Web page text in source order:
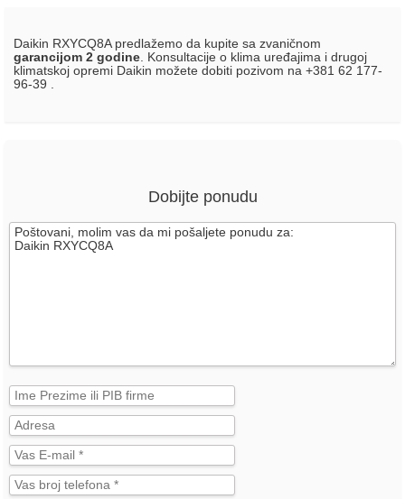
Daikin RXYCQ8A predlažemo da kupite sa zvaničnom
garancijom 2 godine. Konsultacije o klima uređajima i drugoj
klimatskoj opremi Daikin možete dobiti pozivom na +381 62 177-
96-39 .
Dobijte ponudu